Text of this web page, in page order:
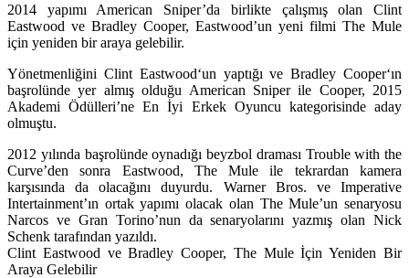
2014 yapımı American Sniper’da birlikte çalışmış olan Clint
Eastwood ve Bradley Cooper, Eastwood’un yeni filmi The Mule
için yeniden bir araya gelebilir.
Yönetmenliğini Clint Eastwood‘un yaptığı veBradley Cooper‘ın
başrolünde yer almış olduğu American Sniperile Cooper, 2015
Akademi Ödülleri’ne En İyi Erkek Oyuncu kategorisinde aday
olmuştu.
2012 yılında başrolünde oynadığı beyzbol draması Trouble with the
Curve’den sonra Eastwood, The Mule ile tekrardan kamera
karşısında da olacağını duyurdu. Warner Bros. ve Imperative
Intertainment’ın ortak yapımı olacak olan The Mule’un senaryosu
Narcos ve Gran Torino’nun da senaryolarını yazmış olan Nick
Schenk tarafından yazıldı.
Clint Eastwood ve Bradley Cooper, The Mule İçin Yeniden Bir
Araya Gelebilir